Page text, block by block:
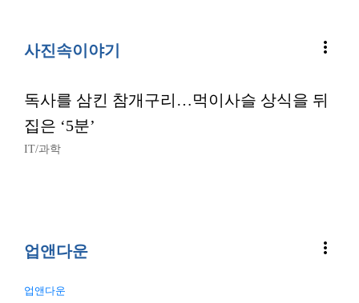
사진속이야기 more_vert
독사를 삼킨 참개구리…먹이사슬 상식을 뒤
집은 ‘5분’
IT/과학
업앤다운 more_vert
업앤다운